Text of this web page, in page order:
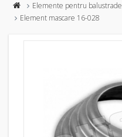
Elemente pentru balustrade
Element mascare 16-028